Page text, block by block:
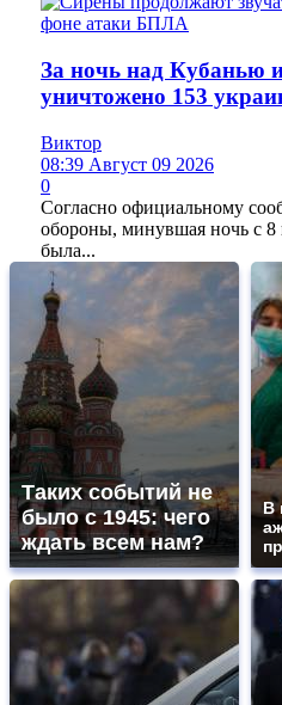
За ночь над Кубанью
уничтожено 153
Виктор
08:39 Август 09 2026
0
Согласно официальному
обороны, минувшая ночь с 8
была...
Таких событий не
было с 1945: чего
ждать всем нам?
В